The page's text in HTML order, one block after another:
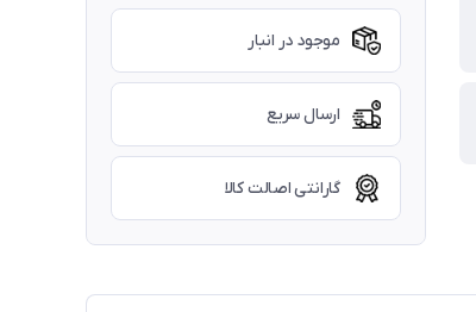
موجود در انبار
ارسال سریع
گارانتی اصالت کالا